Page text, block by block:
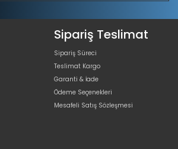
Sipariş Teslimat
Sipariş Süreci
Teslimat Kargo
Garanti & İade
Ödeme Seçenekleri
Mesafeli Satış Sözleşmesi